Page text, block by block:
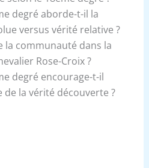
degré aborde-t-il la
versus vérité relative ?
la communauté dans la
Rose-Croix ?
degré encourage-t-il
de la vérité découverte ?